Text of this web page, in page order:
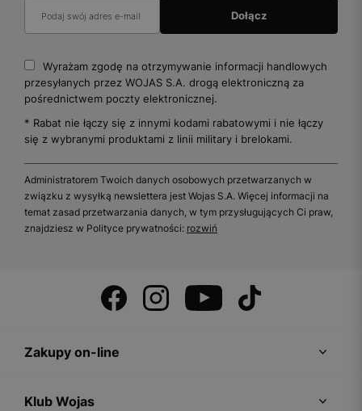
Wyrażam zgodę na otrzymywanie informacji handlowych
przesyłanych przez WOJAS S.A. drogą elektroniczną za
pośrednictwem poczty elektronicznej.
* Rabat nie łączy się z innymi kodami rabatowymi i nie łączy
się z wybranymi produktami z linii military i brelokami.
Administratorem Twoich danych osobowych przetwarzanych w
związku z wysyłką newslettera jest Wojas S.A. Więcej informacji na
temat zasad przetwarzania danych, w tym przysługujących Ci praw,
znajdziesz w Polityce prywatności: rozwiń
Zakupy on-line
Klub Wojas